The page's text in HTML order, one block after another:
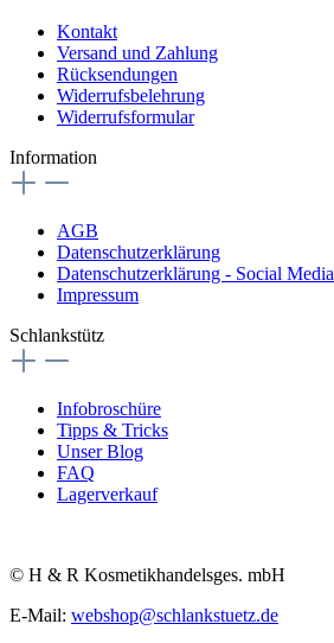
Kontakt
Versand und Zahlung
Rücksendungen
Widerrufsbelehrung
Widerrufsformular
Information
AGB
Datenschutzerklärung
Datenschutzerklärung - Social Media
Impressum
Schlankstütz
Infobroschüre
Tipps & Tricks
Unser Blog
FAQ
Lagerverkauf
© H & R Kosmetikhandelsges. mbH
E-Mail: webshop@schlankstuetz.de